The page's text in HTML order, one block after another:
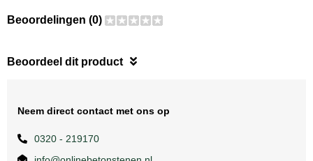
Beoordelingen (0)
Beoordeel dit product
Neem direct contact met ons op
0320 - 219170